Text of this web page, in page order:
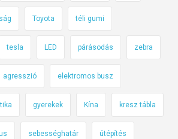
Toyota téli gumi
tesla LED párásodás zebra
agresszió elektromos busz
gyerekek Kína kresz tábla
sebességhatár útépítés